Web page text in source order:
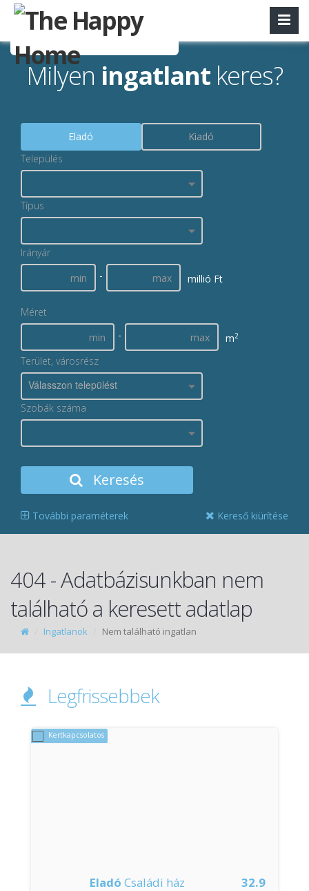
Milyen ingatlant keres?
Eladó
Kiadó
Település
Típus
Irányár
-
millió Ft
Méret
-
m2
Terület, városrész
Válasszon települést
Szobák száma
Keresés
További paraméterek Kereső kiürítése
404 - Adatbázisunkban nem
található a keresett adatlap
Ingatlanok Nem található ingatlan
Legfrissebbek
Kertkapcsolatos
32.9
Eladó Családi ház